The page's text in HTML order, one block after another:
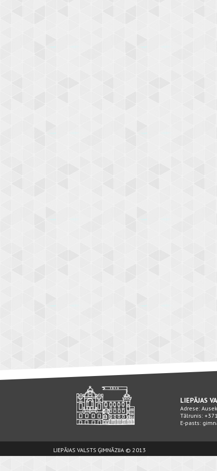
LIEPĀJAS
Adrese:
Tālrunis:
E-pasts:
LIEPĀJAS VALSTS ĢIMNĀZIJA © 2013